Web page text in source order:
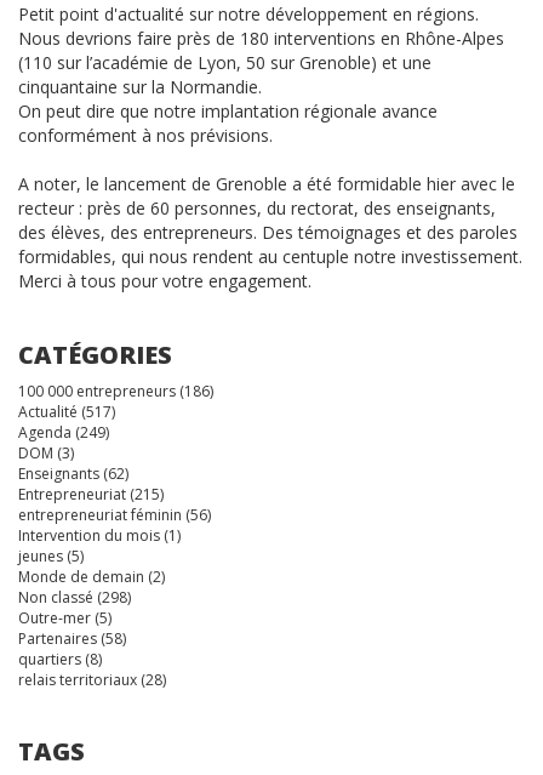
Petit point d'actualité sur notre développement en régions.
Nous devrions faire près de 180 interventions en Rhône-Alpes
(110 sur l’académie de Lyon, 50 sur Grenoble) et une
cinquantaine sur la Normandie.
On peut dire que notre implantation régionale avance
conformément à nos prévisions.
A noter, le lancement de Grenoble a été formidable hier avec le
recteur : près de 60 personnes, du rectorat, des enseignants,
des élèves, des entrepreneurs. Des témoignages et des paroles
formidables, qui nous rendent au centuple notre investissement.
Merci à tous pour votre engagement.
CATÉGORIES
100 000 entrepreneurs (186)
Actualité (517)
Agenda (249)
DOM (3)
Enseignants (62)
Entrepreneuriat (215)
entrepreneuriat féminin (56)
Intervention du mois (1)
jeunes (5)
Monde de demain (2)
Non classé (298)
Outre-mer (5)
Partenaires (58)
quartiers (8)
relais territoriaux (28)
TAGS